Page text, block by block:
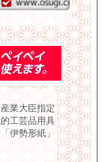
業大臣指定
工芸品用具
「伊勢形紙」